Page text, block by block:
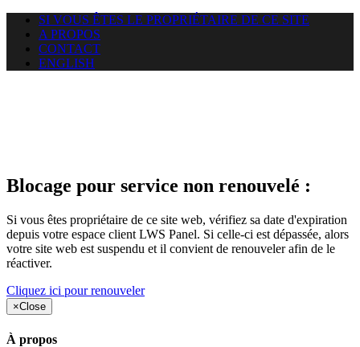
SI VOUS ÊTES LE PROPRIÉTAIRE DE CE SITE
A PROPOS
CONTACT
ENGLISH
Blocage pour service non renouvelé :
Si vous êtes propriétaire de ce site web, vérifiez sa date d'expiration
depuis votre espace client LWS Panel. Si celle-ci est dépassée, alors
votre site web est suspendu et il convient de renouveler afin de le
réactiver.
Cliquez ici pour renouveler
×Close
À propos